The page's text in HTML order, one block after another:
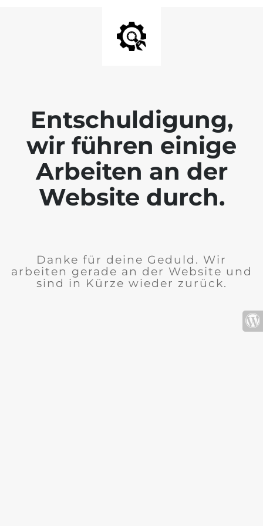
Entschuldigung,
wir führen einige
Arbeiten an der
Website durch.
Danke für deine Geduld. Wir
arbeiten gerade an der Website und
sind in Kürze wieder zurück.